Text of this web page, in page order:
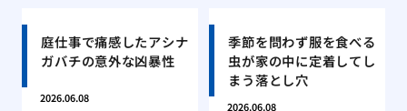
庭仕事で痛感したアシナ
ガバチの意外な凶暴性
2026.06.08
季節を問わず服を食べる
虫が家の中に定着してし
まう落とし穴
2026.06.08